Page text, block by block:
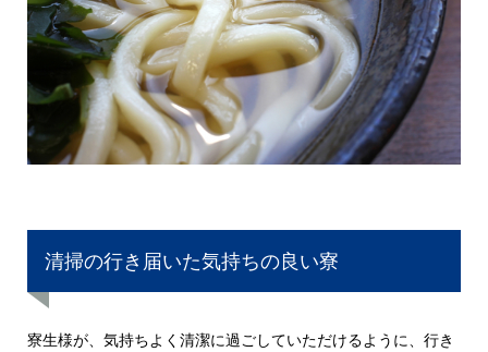
清掃の行き届いた気持ちの良い寮
寮生様が、気持ちよく清潔に過ごしていただけるように、行き